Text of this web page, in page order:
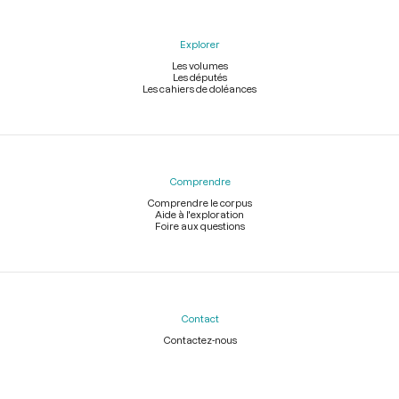
Explorer
Les volumes
Les députés
Les cahiers de doléances
Comprendre
Comprendre le corpus
Aide à l'exploration
Foire aux questions
Contact
Contactez-nous